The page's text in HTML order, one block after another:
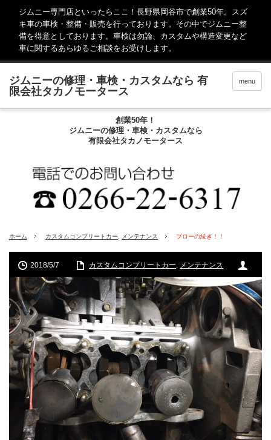
ジムニー専門店といったらここ！長野県岡谷市で創業50年。スズ
キ車の車検・整備・販売を行っております。その中でジムニー整
備を得意としております。車検は勿論、カスタムや構造変更など
車に関するあらゆるご相談をお受けします。
menu
創業50年！
ジムニーの修理・車検・カスタムなら
有限会社タカノモータース
ホーム カスタムコンプリートカー メンテナンス ブローの続き！！
2018/5/7 カスタムコンプリートカー メンテナンス